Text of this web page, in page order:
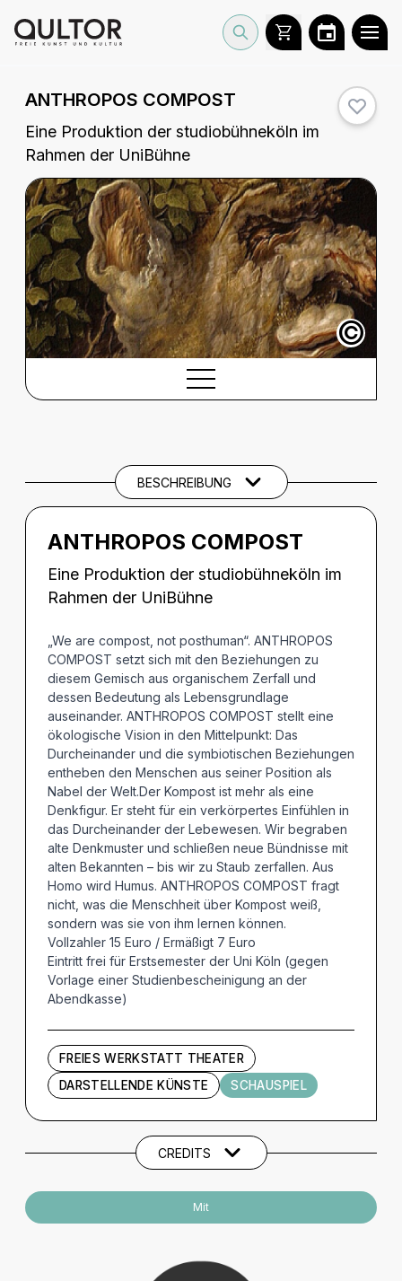
ANTHROPOS COMPOST
Eine Produktion der studiobühneköln im
Rahmen der UniBühne
©
BESCHREIBUNG
ANTHROPOS COMPOST
Eine Produktion der studiobühneköln im
Rahmen der UniBühne
„We are compost, not posthuman“. ANTHROPOS
COMPOST setzt sich mit den Beziehungen zu
diesem Gemisch aus organischem Zerfall und
dessen Bedeutung als Lebensgrundlage
auseinander. ANTHROPOS COMPOST stellt eine
ökologische Vision in den Mittelpunkt: Das
Durcheinander und die symbiotischen Beziehungen
entheben den Menschen aus seiner Position als
Nabel der Welt.Der Kompost ist mehr als eine
Denkfigur. Er steht für ein verkörpertes Einfühlen in
das Durcheinander der Lebewesen. Wir begraben
alte Denkmuster und schließen neue Bündnisse mit
alten Bekannten – bis wir zu Staub zerfallen. Aus
Homo wird Humus. ANTHROPOS COMPOST fragt
nicht, was die Menschheit über Kompost weiß,
sondern was sie von ihm lernen können.
Vollzahler 15 Euro / Ermäßigt 7 Euro
Eintritt frei für Erstsemester der Uni Köln (gegen
Vorlage einer Studienbescheinigung an der
Abendkasse)
FREIES WERKSTATT THEATER
DARSTELLENDE KÜNSTE
SCHAUSPIEL
Künstler und Beteiligte
CREDITS
Mit